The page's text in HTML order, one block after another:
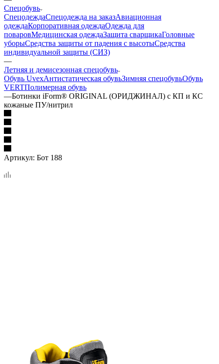
Спецобувь
СпецодеждаСпецодежда на заказАвиационная
одеждаКорпоративная одеждаОдежда для
поваровМедицинская одеждаЗащита сварщикаГоловные
уборыСредства защиты от падения с высотыСредства
индивидуальной защиты (СИЗ)
—
Летняя и демисезонная спецобувь
Обувь UvexАнтистатическая обувьЗимняя спецобувьОбувь
VERTПолимерная обувь
—Ботинки iForm® ORIGINAL (ОРИДЖИНАЛ) с КП и КС
кожаные ПУ/нитрил
Артикул: Бот 188